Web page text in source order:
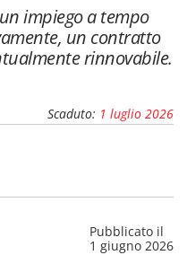
impiego a tempo
un contratto
rinnovabile.
Scaduto: 1 luglio 2026
Pubblicato il
1 giugno 2026